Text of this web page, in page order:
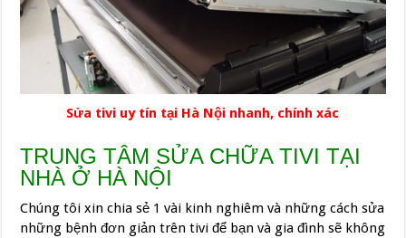
Sửa tivi uy tín tại Hà Nội nhanh, chính xác
TRUNG TÂM SỬA CHỮA TIVI TẠI
NHÀ Ở HÀ NỘI
Chúng tôi xin chia sẻ 1 vài kinh nghiêm và những cách sửa
những bệnh đơn giản trên tivi để bạn và gia đình sẽ không